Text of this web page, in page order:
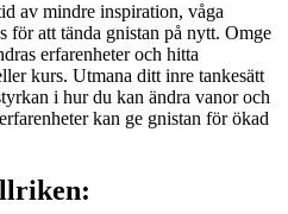
av mindre inspiration, våga
för att tända gnistan på nytt. Omge
erfarenheter och hitta
kurs. Utmana ditt inre tankesätt
i hur du kan ändra vanor och
kan ge gnistan för ökad